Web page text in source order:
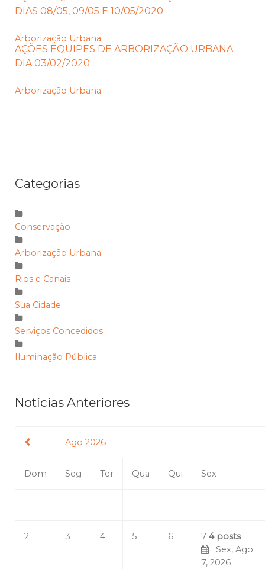
DIAS 08/05, 09/05 E 10/05/2020
Arborização Urbana
AÇÕES EQUIPES DE ARBORIZAÇÃO URBANA
DIA 03/02/2020
Arborização Urbana
Categorias
Conservação
Arborização Urbana
Rios e Canais
Sua Cidade
Serviços Concedidos
Iluminação Pública
Notícias Anteriores
Ago 2026
Dom Seg Ter Qua Qui Sex
2 3 4 5 6 7 4 posts
Sex, Ago
7, 2026